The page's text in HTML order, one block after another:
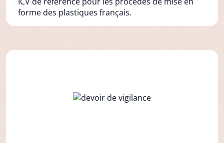
forme des plastiques français.